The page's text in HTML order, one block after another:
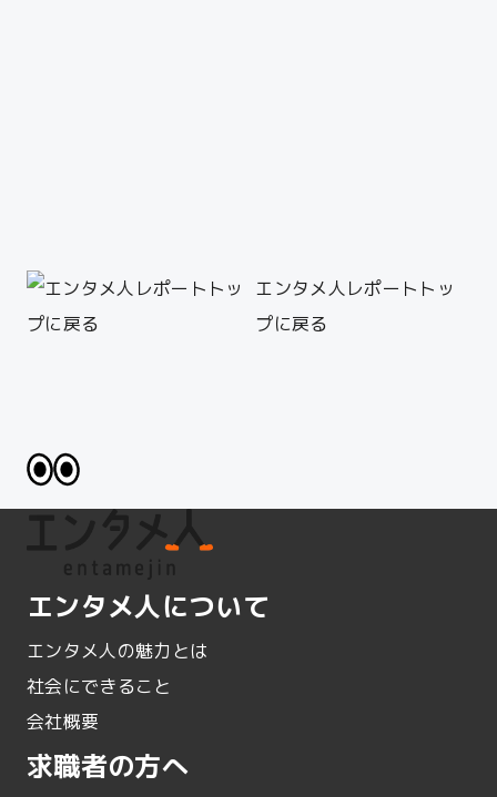
エンタメ人レポートトッ
プに戻る
エンタメ人について
エンタメ人の魅力とは
社会にできること
会社概要
求職者の方へ